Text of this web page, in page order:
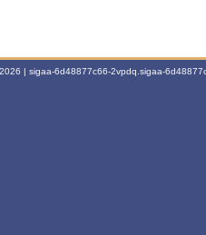
| sigaa-6d48877c66-2vpdq.sigaa-